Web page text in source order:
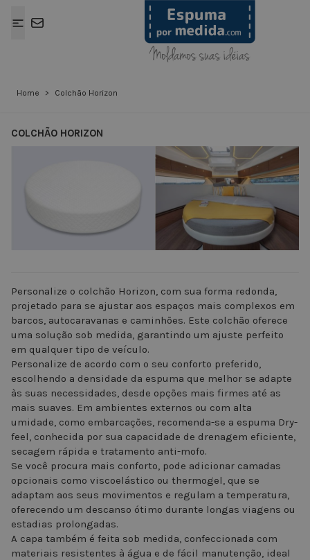
Home > Colchão Horizon
COLCHÃO HORIZON
View larger image View larger
Personalize o colchão Horizon, com sua forma redonda,
projetado para se ajustar aos espaços mais complexos em
barcos, autocaravanas e caminhões. Este colchão oferece
uma solução sob medida, garantindo um ajuste perfeito
em qualquer tipo de veículo.
Personalize de acordo com o seu conforto preferido,
escolhendo a densidade da espuma que melhor se adapte
às suas necessidades, desde opções mais firmes até as
mais suaves. Em ambientes externos ou com alta
umidade, como embarcações, recomenda-se a espuma Dry-
feel, conhecida por sua capacidade de drenagem eficiente,
secagem rápida e tratamento anti-mofo.
Se você procura mais conforto, pode adicionar camadas
opcionais como viscoelástico ou thermogel, que se
adaptam aos seus movimentos e regulam a temperatura,
oferecendo um descanso ótimo durante longas viagens ou
estadias prolongadas.
A capa também é feita sob medida, confeccionada com
materiais resistentes à água e de fácil manutenção, ideal